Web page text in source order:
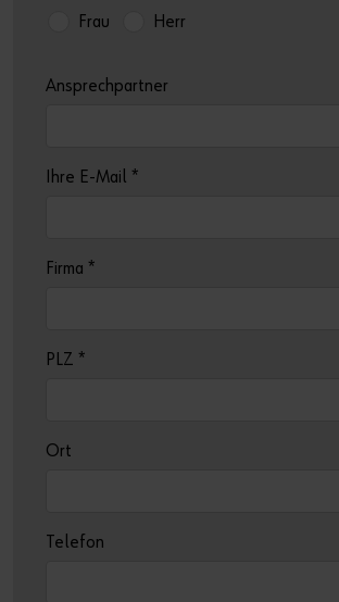
Frau
Herr
Ansprechpartner
Ihre E-Mail *
Firma *
PLZ *
Ort
Telefon